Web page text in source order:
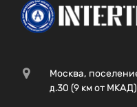
Москва,
д.30 (9 км от МКАД)